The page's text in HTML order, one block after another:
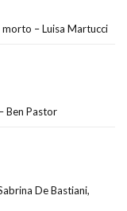
– Luisa Martucci
Ben Pastor
De Bastiani,